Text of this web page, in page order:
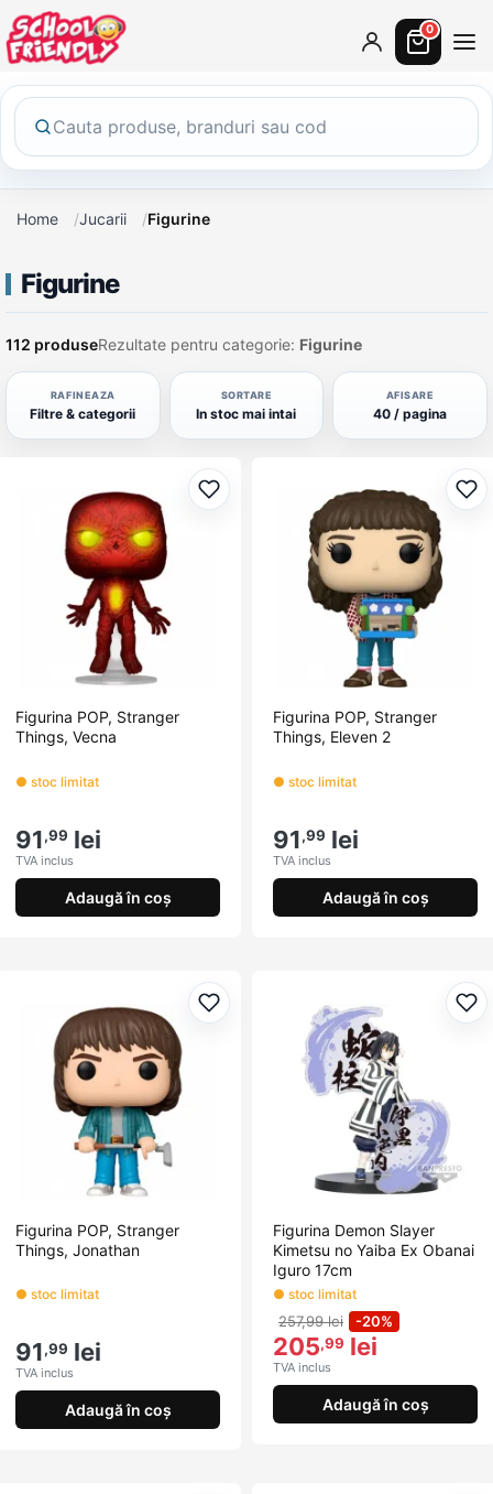
0
Home Jucarii Figurine
Figurine
112 produseRezultate pentru categorie: Figurine
RAFINEAZA
Filtre & categorii
SORTARE
In stoc mai intai
AFISARE
40 / pagina
Adaugă la favorite
Figurina POP, Stranger
Things, Vecna
● stoc limitat
91,99 lei
TVA inclus
Adaugă în coș
Figurina POP, Stranger
Things, Eleven 2
● stoc limitat
91,99 lei
TVA inclus
Adaugă în coș
Adaugă la favorite
Figurina POP, Stranger
Things, Jonathan
● stoc limitat
91,99 lei
TVA inclus
Adaugă în coș
Figurina Demon Slayer
Kimetsu no Yaiba Ex Obanai
Iguro 17cm
● stoc limitat
257,99 lei -20%
205,99 lei
TVA inclus
Adaugă în coș